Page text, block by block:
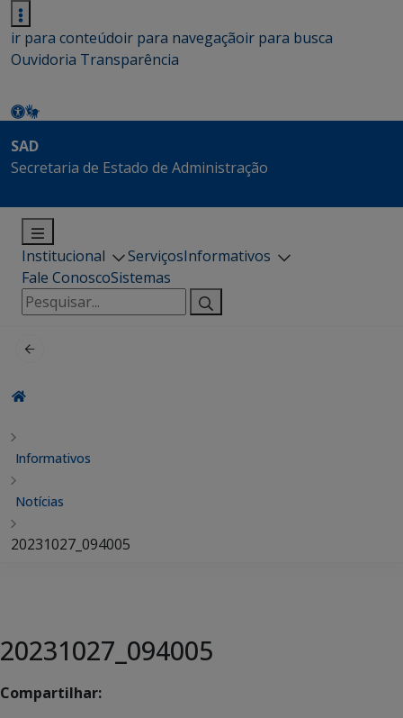
ir para conteúdoir para navegaçãoir para busca
Ouvidoria Transparência
SAD
Secretaria de Estado de Administração
Institucional ServiçosInformativos
Fale ConoscoSistemas
Pesquisar
por:
Informativos
Notícias
20231027_094005
20231027_094005
Compartilhar: